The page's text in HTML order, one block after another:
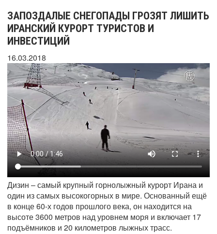
ЗАПОЗДАЛЫЕ СНЕГОПАДЫ ГРОЗЯТ ЛИШИТЬ
ИРАНСКИЙ КУРОРТ ТУРИСТОВ И
ИНВЕСТИЦИЙ
16.03.2018
Дизин – самый крупный горнолыжный курорт Ирана и
один из самых высокогорных в мире. Основанный ещё
в конце 60-х годов прошлого века, он находится на
высоте 3600 метров над уровнем моря и включает 17
подъёмников и 20 километров лыжных трасс.